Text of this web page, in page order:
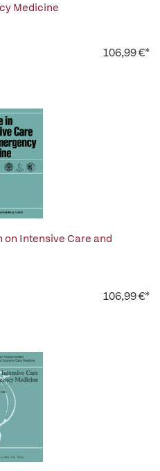
Medicine
106,99 €*
Intensive Care and
106,99 €*